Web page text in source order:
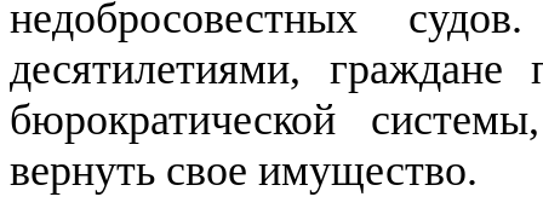
недобросовестных
десятилетиями,
бюрократической
вернуть свое имущество.